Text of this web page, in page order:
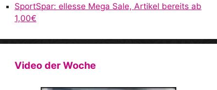
SportSpar: ellesse Mega Sale, Artikel bereits ab
1,00€
Video der Woche